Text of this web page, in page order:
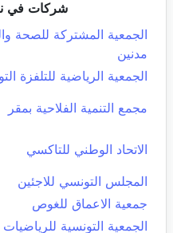
شركات في
الجمعية المشتركة للصحة
مدنين
الجمعية الرياضية للتلفزة
مجمع التنمية الفلاحية بمقر
الاتحاد الوطني للتاكسي
المجلس التونسي للاجئين
جمعية الاعماق للغوص
الجمعية التونسية للرياضيات